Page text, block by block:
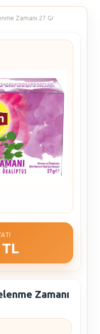
Zamanı 27 Gr
Zamanı